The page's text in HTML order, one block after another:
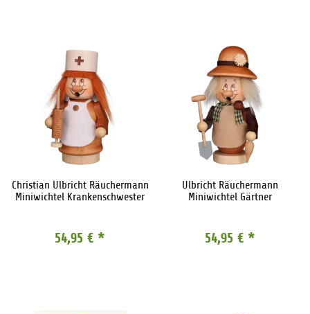
Christian Ulbricht Räuchermann
Miniwichtel Krankenschwester
54,95 € *
Ulbricht Räuchermann
Miniwichtel Gärtner
54,95 € *